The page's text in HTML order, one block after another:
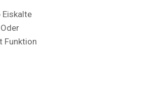
Eiskalte
Funktion